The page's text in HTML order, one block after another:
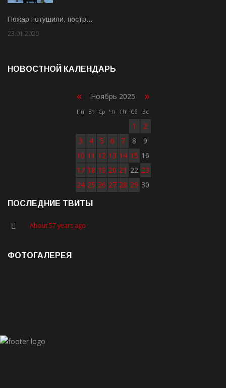
Пожар потушили, постр…
23.01.2020
НОВОСТНОЙ КАЛЕНДАРЬ
« Ноябрь 2025 »
Пн Вт Ср Чт Пт Сб Вс
1
2
3
4 5 6 7 8
9
10 11 12 13 14 15 16
17 18 19 20 21 22 23
24 25 26 27 28 29 30
ПОСЛЕДНИЕ ТВИТЫ
About 57 years ago
ФОТОГАЛЕРЕЯ